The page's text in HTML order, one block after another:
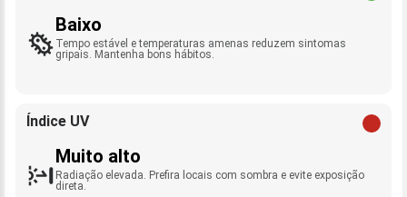
Baixo
Tempo estável e temperaturas amenas reduzem sintomas
gripais. Mantenha bons hábitos.
Índice UV
Muito alto
Radiação elevada. Prefira locais com sombra e evite exposição
direta.